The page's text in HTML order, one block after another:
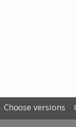
Choose versions